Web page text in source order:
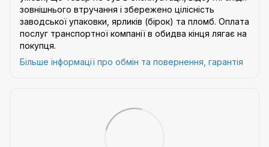
зовнішнього втручання і збережено цілісність
заводської упаковки, ярликів (бірок) та пломб. Оплата
послуг транспортної компанії в обидва кінця лягає на
покупця.
Більше інформації про обмін та повернення, гарантія